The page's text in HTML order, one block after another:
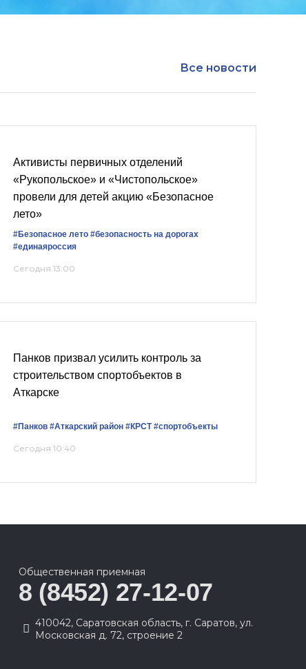
Все новости
Активисты первичных отделений
«Рукопольское» и «Чистопольское»
провели для детей акцию «Безопасное
лето»
#Безопасное лето #безопасность на дорогах
#единаяроссия
Сегодня 13:00
Панков призвал усилить контроль за
строительством спортобъектов в
Аткарске
#Панков #Аткарский район #КРСТ #спортобъекты
Сегодня 10:40
Общественная приемная
8 (8452) 27-12-07
410042, Саратовская область, г. Саратов, ул.
Московская д. 72, строение 2